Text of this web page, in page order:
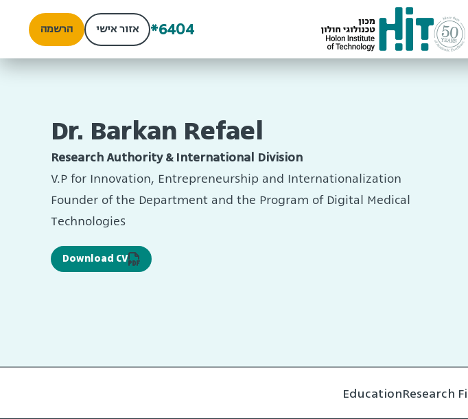
*6404 אזור אישי הרשמה
Dr. Barkan Refael
Research Authority & International Division
V.P for Innovation, Entrepreneurship and Internationalization
Founder of the Department and the Program of Digital Medical
Technologies
Download CV
EducationResearch